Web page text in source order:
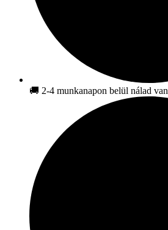
🚚 2-4 munkanapon belül nálad van